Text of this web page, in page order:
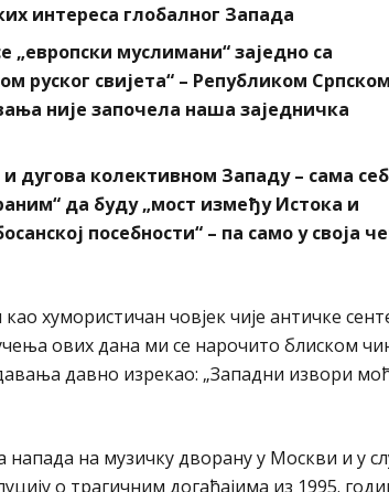
интереса глобалног Запада
„европски муслимани“ заједно са
руског свијета“ – Републиком
није започела наша заједничка
и дугова колективном Западу – сама
да буду „мост између Истока и
посебности“ – па само у своја
хумористичан човјек чије античке
ових дана ми се нарочито блиском
давно изрекао: „Западни извори
на музичку дворану у Москви и у
о трагичним догађајима из 1995.